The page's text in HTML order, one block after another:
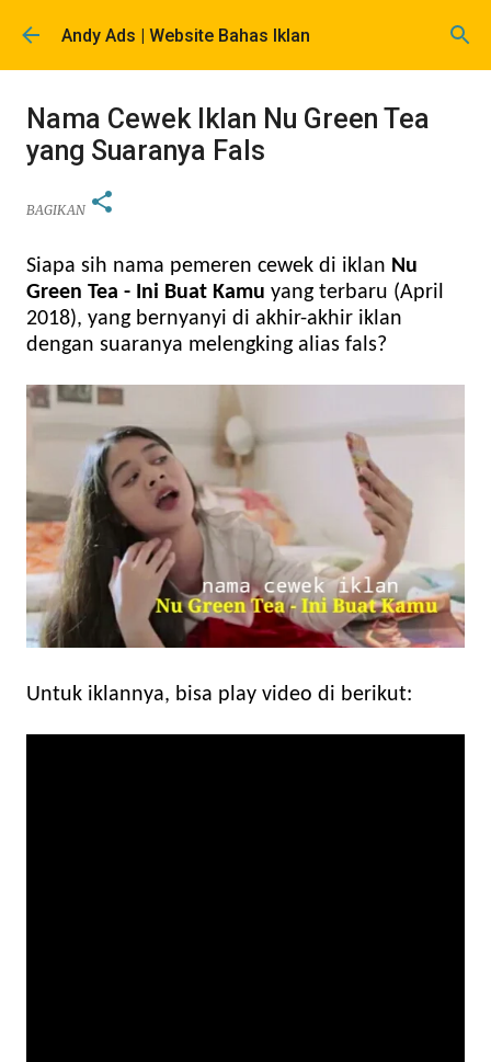
Langsung ke konten utama
Andy Ads | Website Bahas Iklan
Nama Cewek Iklan Nu Green Tea
yang Suaranya Fals
BAGIKAN
Siapa sih nama pemeren cewek di iklan Nu
Green Tea - Ini Buat Kamu yang terbaru (April
2018), yang bernyanyi di akhir-akhir iklan
dengan suaranya melengking alias fals?
Untuk iklannya, bisa play video di berikut: